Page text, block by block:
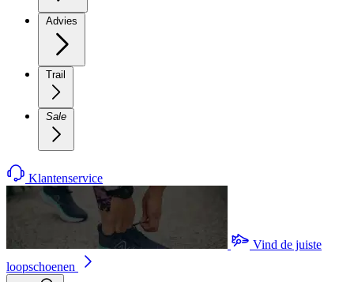
Advies
Trail
Sale
Klantenservice
Vind de juiste
loopschoenen